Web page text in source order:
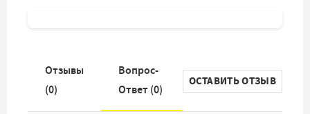
Отзывы
(0)
Вопрос-
Ответ (0)
ОСТАВИТЬ ОТЗЫВ